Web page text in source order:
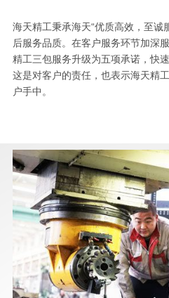
海天精工秉承海天“优质高效，至诚
后服务品质。在客户服务环节加深
精工三包服务升级为五项承诺，快
这是对客户的责任，也表示海天精
户手中。